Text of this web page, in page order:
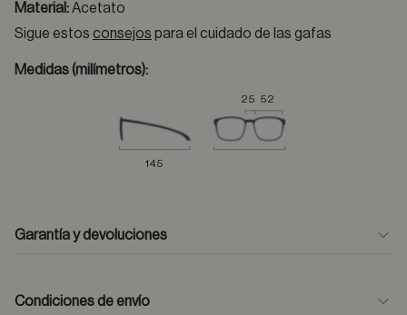
Material:Acetato
Sigue estos consejos para el cuidado de las gafas
Medidas (milímetros):
25 52
145
Garantía y devoluciones
Condiciones de envío